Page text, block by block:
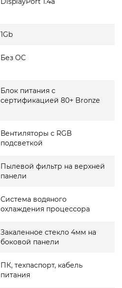
1Gb
Без ОС
Блок питания с
сертификацией 80+ Bronze
Вентиляторы с RGB
подсветкой
Пылевой фильтр на верхней
панели
Система водяного
охлаждения процессора
Закаленное стекло 4мм на
боковой панели
ПК, техпаспорт, кабель
питания